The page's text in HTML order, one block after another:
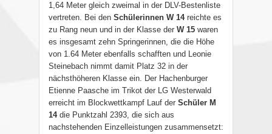
1,64 Meter gleich zweimal in der DLV-Bestenliste
vertreten. Bei den Schülerinnen W 14reichte es
zu Rang neun und in der Klasse der W 15 waren
es insgesamt zehn Springerinnen, die die Höhe
von 1.64 Meter ebenfalls schafften und Leonie
Steinebach nimmt damit Platz 32 in der
nächsthöheren Klasse ein. Der Hachenburger
Etienne Paasche im Trikot der LG Westerwald
erreicht im Blockwettkampf Lauf der Schüler M
14 die Punktzahl 2393, die sich aus
nachstehenden Einzelleistungen zusammensetzt: